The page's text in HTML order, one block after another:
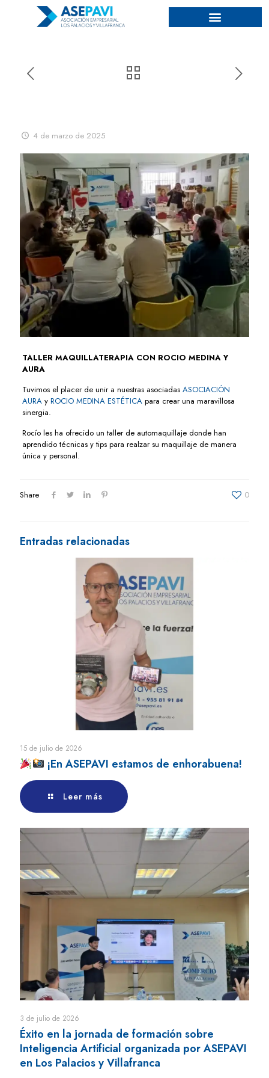
4 de marzo de 2025
TALLER MAQUILLATERAPIA CON ROCIO MEDINA Y
AURA
Tuvimos el placer de unir a nuestras asociadas ASOCIACIÓN
AURAy ROCIO MEDINA ESTÉTICA para crear una maravillosa
sinergia.
Rocío les ha ofrecido un taller de automaquillaje donde han
aprendido técnicas y tips para realzar su maquillaje de manera
única y personal.
Share 0
Entradas relacionadas
15 de julio de 2026
¡En ASEPAVI estamos de enhorabuena!
Leer más
3 de julio de 2026
Éxito en la jornada de formación sobre
Inteligencia Artificial organizada por ASEPAVI
en Los Palacios y Villafranca